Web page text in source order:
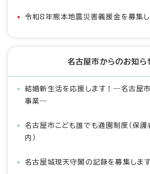
令和8年熊本地震災害義援金を募集
名古屋市からのお知ら
結婚新生活を応援します！―名古屋
事業―
名古屋市こども誰でも通園制度（保
内）
名古屋城現天守閣の記録を募集します